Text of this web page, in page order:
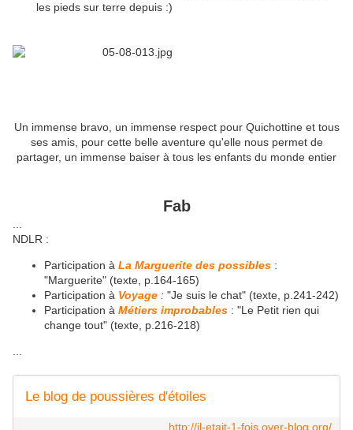
les pieds sur terre depuis :)
Un immense bravo, un immense respect pour Quichottine et tous
ses amis, pour cette belle aventure qu'elle nous permet de
partager, un immense baiser à tous les enfants du monde entier
Fab
NDLR :
Participation à La Marguerite des possibles :
"Marguerite" (texte, p.164-165)
Participation à Voyage : "Je suis le chat" (texte, p.241-242)
Participation à Métiers improbables : "Le Petit rien qui
change tout" (texte, p.216-218)
Le blog de poussières d'étoiles
http://il-etait-1-fois.over-blog.org/